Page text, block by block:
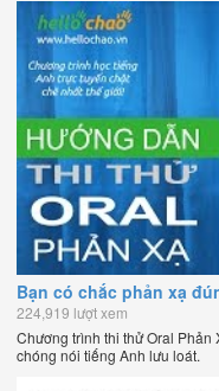
Bạn có chắc phản xạ
224,919 lượt xem
Chương trình thi thử Oral Phản
chóng nói tiếng Anh lưu loát.